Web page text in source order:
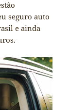
seguro auto
e ainda